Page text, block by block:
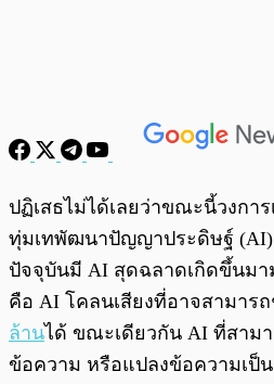
พร้อมเล่น
ปฏิเสธไม่ได้เลยว่าขณะนี้วงกา
ทุ่มเทพัฒนาปัญญาประดิษฐ์
ปัจจุบันมี AI สุดฉลาดเกิดขึ้นม
คือ AI โคลนเสียงที่อาจสามาร
ล้านได้ ขณะเดียวกัน AI ที่สามา
ข้อความ หรือแปลงข้อความเป็